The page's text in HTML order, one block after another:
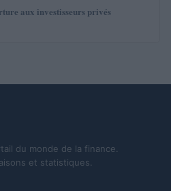
aux investisseurs privés
du monde de la finance.
et statistiques.